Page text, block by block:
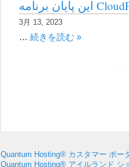
3月 13, 2023
… 続きを読む »
Quantum Hosting® カスタマー ポー
Quantum Hosting® アイルランド シ